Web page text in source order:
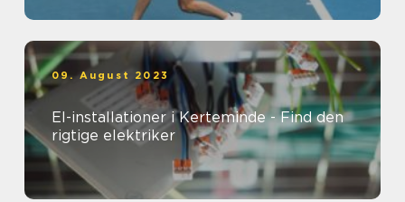
09. August 2023
El-installationer i Kerteminde - Find den
rigtige elektriker